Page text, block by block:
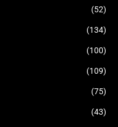
(52)
(134)
(100)
(109)
(75)
(43)